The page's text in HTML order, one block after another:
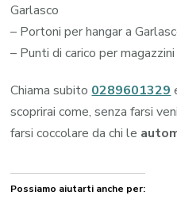
Garlasco
– Portoni per hangar a
– Punti di carico per
Chiama subito 0289601329
scoprirai come, senza farsi
farsi coccolare da chi le
Possiamo aiutarti anche per: